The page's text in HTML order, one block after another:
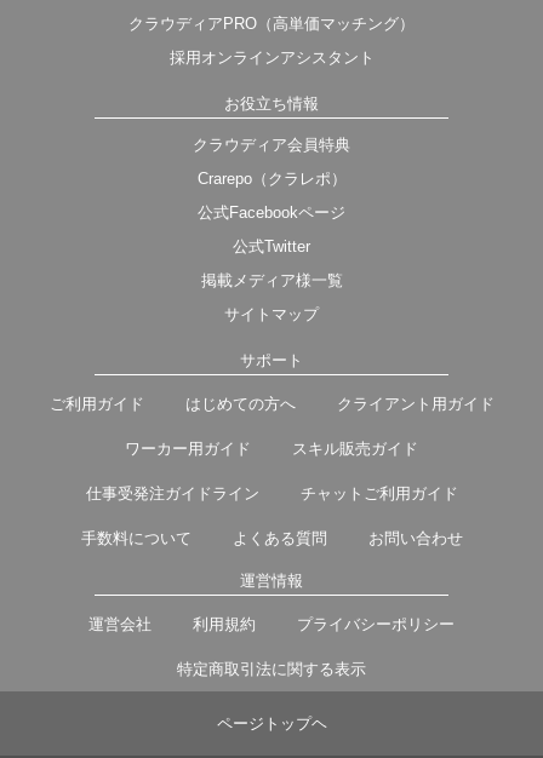
クラウディアPRO（高単価マッチング）
採用オンラインアシスタント
お役立ち情報
クラウディア会員特典
Crarepo（クラレポ）
公式Facebookページ
公式Twitter
掲載メディア様一覧
サイトマップ
サポート
ご利用ガイド はじめての方へ クライアント用ガイド
ワーカー用ガイド スキル販売ガイド
仕事受発注ガイドライン チャットご利用ガイド
手数料について よくある質問 お問い合わせ
運営情報
運営会社 利用規約 プライバシーポリシー
特定商取引法に関する表示
ページトップヘ